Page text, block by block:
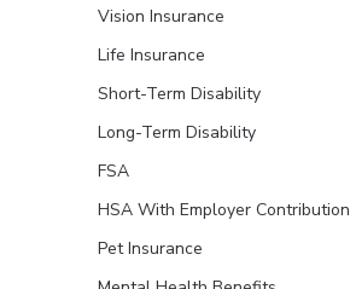
Vision Insurance
Life Insurance
Short-Term Disability
Long-Term Disability
FSA
HSA With Employer Contribution
Pet Insurance